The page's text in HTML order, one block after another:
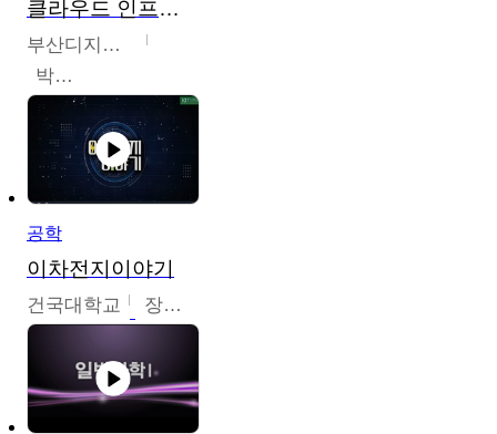
클라우드 인프라 구축 및 활용
부산디지털대학교
박수현
공학
이차전지이야기
건국대학교 장호현